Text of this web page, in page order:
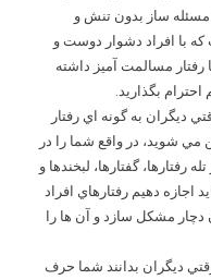
مسئله ساز بدون تنش و
با افراد دشوار دوست و
رفتار مسالمت آميز داشته
بگذاريد.
ديگران به گونه ­اي رفتار
­شويد، در واقع شما را در
رفتارها، گفتارها، لبخندها و
اجازه دهيم رفتارهاي افراد
دچار مشکل سازد و آن ها را
ديگران بدانند شما حرف